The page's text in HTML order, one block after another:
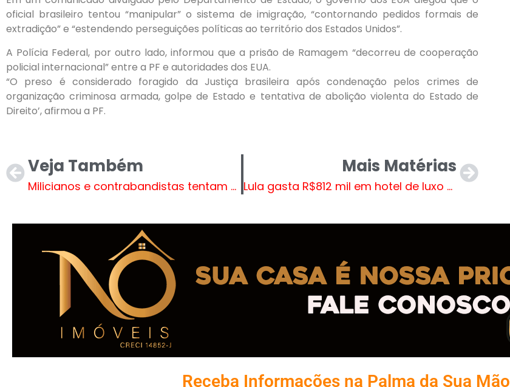
oficial brasileiro tentou “manipular” o sistema de imigração, “contornando pedidos formais de
extradição” e “estendendo perseguições políticas ao território dos Estados Unidos”.
A Polícia Federal, por outro lado, informou que a prisão de Ramagem “decorreu de cooperação
policial internacional” entre a PF e autoridades dos EUA.
“O preso é considerado foragido da Justiça brasileira após condenação pelos crimes de
organização criminosa armada, golpe de Estado e tentativa de abolição violenta do Estado de
Direito’, afirmou a PF.
Veja Também
Milicianos e contrabandistas tentam usar decisão de Moraes para anular investigações
Mais Matérias
Lula gasta R$812 mil em hotel de luxo na Alemanha
Receba Informações na Palma da Sua Mão